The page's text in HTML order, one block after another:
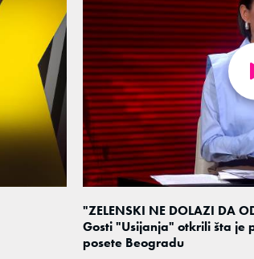
"ZELENSKI NE DOLAZI DA
Gosti "Usijanja" otkrili šta je
posete Beogradu